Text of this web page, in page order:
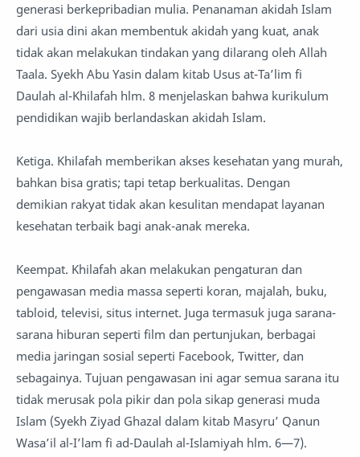
generasi berkepribadian mulia. Penanaman akidah Islam
dari usia dini akan membentuk akidah yang kuat, anak
tidak akan melakukan tindakan yang dilarang oleh Allah
Taala. Syekh Abu Yasin dalam kitab Usus at-Ta’lim fi
Daulah al-Khilafah hlm. 8 menjelaskan bahwa kurikulum
pendidikan wajib berlandaskan akidah Islam.
Ketiga. Khilafah memberikan akses kesehatan yang murah,
bahkan bisa gratis; tapi tetap berkualitas. Dengan
demikian rakyat tidak akan kesulitan mendapat layanan
kesehatan terbaik bagi anak-anak mereka.
Keempat. Khilafah akan melakukan pengaturan dan
pengawasan media massa seperti koran, majalah, buku,
tabloid, televisi, situs internet. Juga termasuk juga sarana-
sarana hiburan seperti film dan pertunjukan, berbagai
media jaringan sosial seperti Facebook, Twitter, dan
sebagainya. Tujuan pengawasan ini agar semua sarana itu
tidak merusak pola pikir dan pola sikap generasi muda
Islam (Syekh Ziyad Ghazal dalam kitab Masyru’ Qanun
Wasa’il al-I’lam fi ad-Daulah al-Islamiyah hlm. 6—7).